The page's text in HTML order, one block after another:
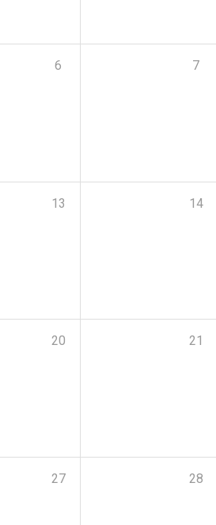
6 7
13 14
20 21
27 28